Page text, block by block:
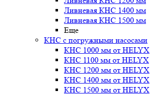
Ливневая КНС 1400 мм
Ливневая КНС 1500 мм
Еще
КНС с погружными насосами
КНС 1000 мм от HELYX
КНС 1100 мм от HELYX
КНС 1200 мм от HELYX
КНС 1400 мм от HELYX
КНС 1500 мм от HELYX